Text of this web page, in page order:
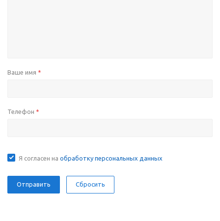
Ваше имя *
Телефон *
Я согласен на обработку персональных данных
Сбросить